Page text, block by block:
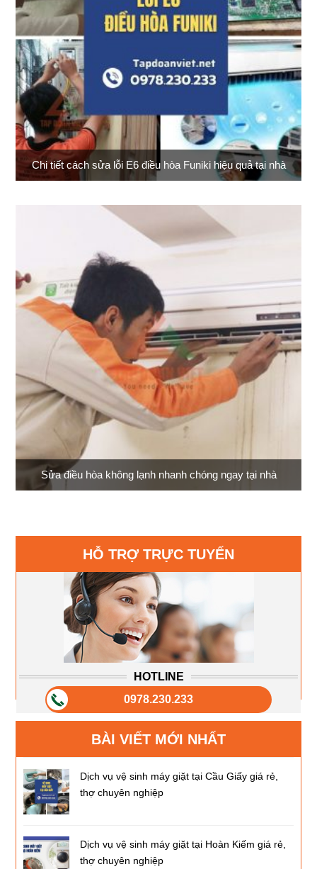
Chi tiết cách sửa lỗi E6 điều hòa Funiki hiệu quả tại nhà
Sửa điều hòa không lạnh nhanh chóng ngay tại nhà
HỖ TRỢ TRỰC TUYẾN
HOTLINE
0978.230.233
BÀI VIẾT MỚI NHẤT
Dịch vụ vệ sinh máy giặt tại Cầu Giấy giá rẻ,
thợ chuyên nghiệp
Dịch vụ vệ sinh máy giặt tại Hoàn Kiếm giá rẻ,
thợ chuyên nghiệp